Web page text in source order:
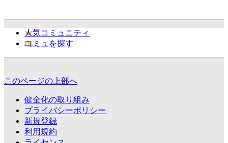
人気コミュニティ
コミュを探す
このページの上部へ
健全化の取り組み
プライバシーポリシー
新規登録
利用規約